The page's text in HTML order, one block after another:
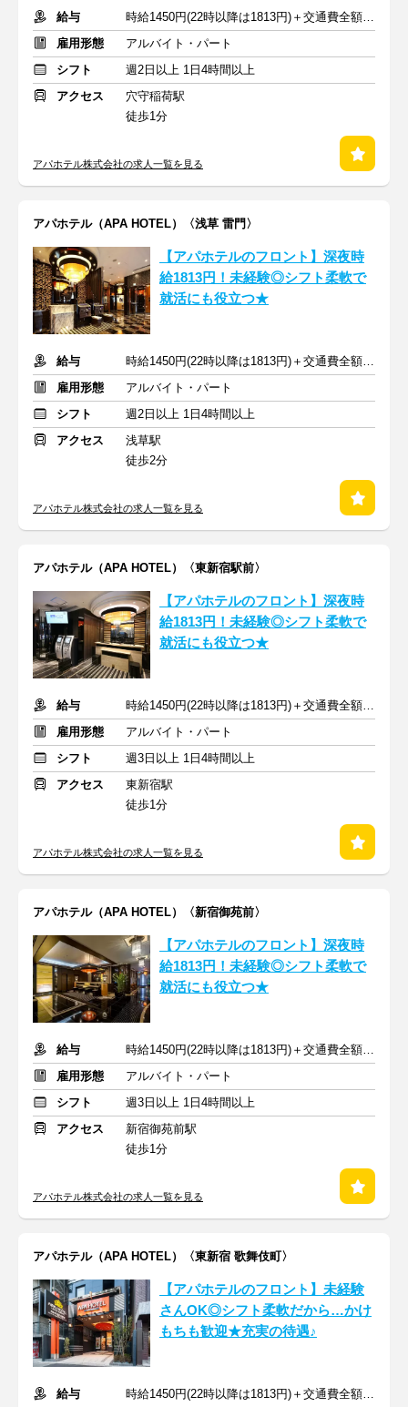
給与
時給1450円(22時以降は1813円)＋交通費全額支給
雇用形態
アルバイト・パート
シフト
週2日以上 1日4時間以上
アクセス
穴守稲荷駅
徒歩1分
アパホテル株式会社の求人一覧を見る
アパホテル（APA HOTEL）〈浅草 雷門〉
【アパホテルのフロント】深夜時
給1813円！未経験◎シフト柔軟で
就活にも役立つ★
給与
時給1450円(22時以降は1813円)＋交通費全額支給
雇用形態
アルバイト・パート
シフト
週2日以上 1日4時間以上
アクセス
浅草駅
徒歩2分
アパホテル株式会社の求人一覧を見る
アパホテル（APA HOTEL）〈東新宿駅前〉
【アパホテルのフロント】深夜時
給1813円！未経験◎シフト柔軟で
就活にも役立つ★
給与
時給1450円(22時以降は1813円)＋交通費全額支給
雇用形態
アルバイト・パート
シフト
週3日以上 1日4時間以上
アクセス
東新宿駅
徒歩1分
アパホテル株式会社の求人一覧を見る
アパホテル（APA HOTEL）〈新宿御苑前〉
【アパホテルのフロント】深夜時
給1813円！未経験◎シフト柔軟で
就活にも役立つ★
給与
時給1450円(22時以降は1813円)＋交通費全額支給
雇用形態
アルバイト・パート
シフト
週3日以上 1日4時間以上
アクセス
新宿御苑前駅
徒歩1分
アパホテル株式会社の求人一覧を見る
アパホテル（APA HOTEL）〈東新宿 歌舞伎町〉
【アパホテルのフロント】未経験
さんOK◎シフト柔軟だから…かけ
もちも歓迎★充実の待遇♪
給与
時給1450円(22時以降は1813円)＋交通費全額支給